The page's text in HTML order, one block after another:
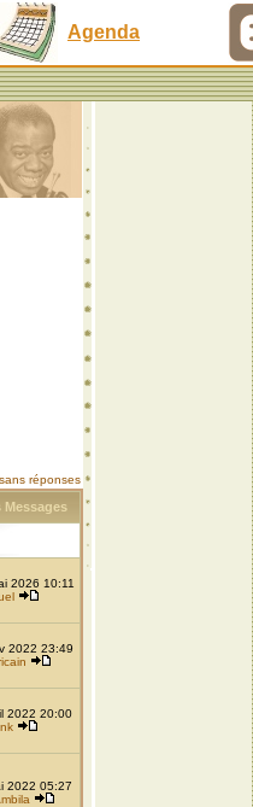
Agenda
réponses
Messages
2026 10:11
2022 23:49
2022 20:00
2022 05:27